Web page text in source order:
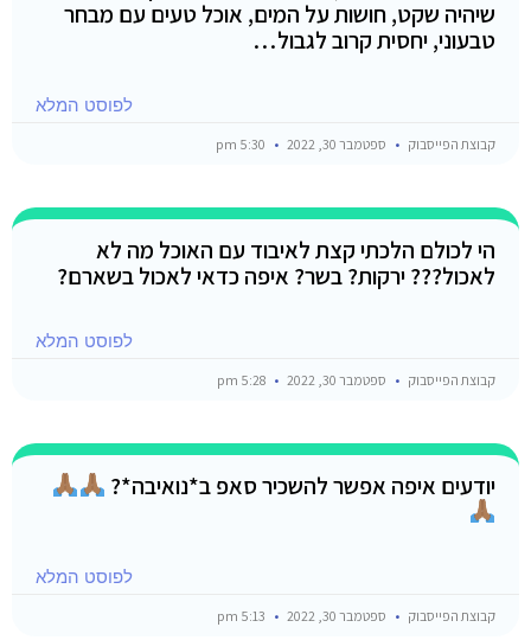
שיהיה שקט, חושות על המים, אוכל טעים עם מבחר
טבעוני, יחסית קרוב לגבול…
לפוסט המלא
קבוצת הפייסבוק ספטמבר 30, 2022
הי לכולם הלכתי קצת לאיבוד עם האוכל מה לא
לאכול??? ירקות? בשר? איפה כדאי לאכול בשארם?
לפוסט המלא
קבוצת הפייסבוק ספטמבר 30, 2022
יודעים איפה אפשר להשכיר סאפ ב*נואיבה*?
לפוסט המלא
קבוצת הפייסבוק ספטמבר 30, 2022